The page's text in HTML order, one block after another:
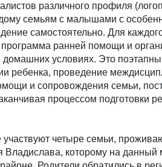
различного профиля
семьям с малышами с
самостоятельно. Для
ранней помощи и
условиях. Это
ребенка, проведение
и сопровождения семьи,
процессом подготовки
четыре семьи,
которому на данный